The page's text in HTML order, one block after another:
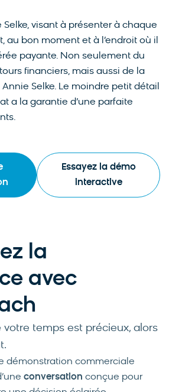
Selke, visant à présenter à chaque
au bon moment et à l’endroit où il
payante. Non seulement du
financiers, mais aussi de la
Selke. Le moindre petit détail
a la garantie d’une parfaite
Essayez la démo
interactive
la
avec
votre temps est précieux, alors
démonstration commerciale
conversation conçue pour